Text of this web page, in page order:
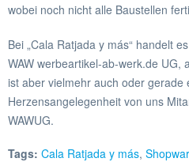
wobei noch nicht alle Baustellen
Bei „Cala Ratjada y más“ handelt
WAW werbeartikel-ab-werk.de UG,
ist aber vielmehr auch oder gerade
Herzensangelegenheit von uns
WAWUG.
Tags: Cala Ratjada y más,